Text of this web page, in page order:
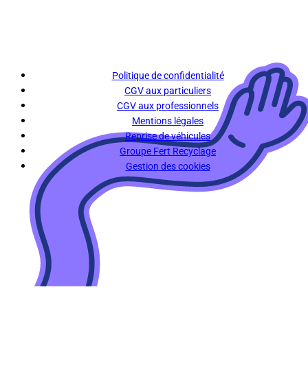
Politique de confidentialité
CGV aux particuliers
CGV aux professionnels
Mentions légales
Reprise de véhicules
Groupe Fert Recyclage
Gestion des cookies